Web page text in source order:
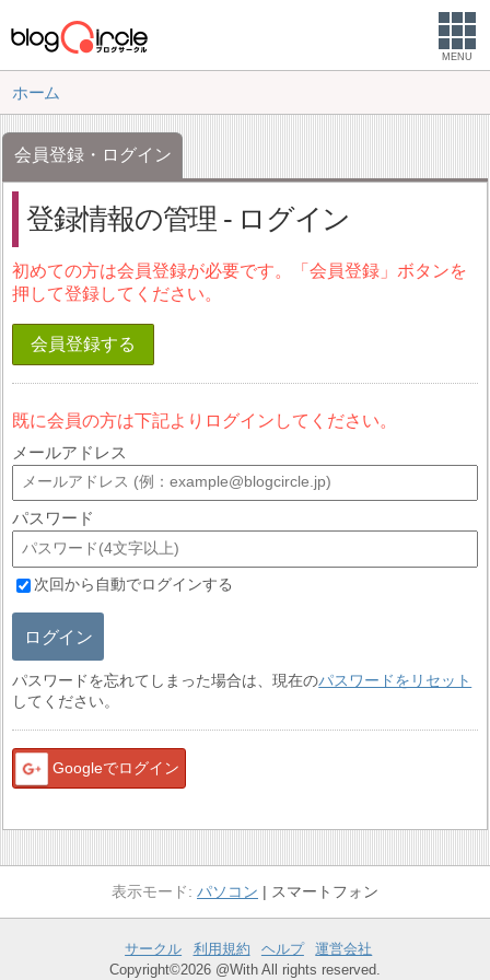
MENU
ホーム
会員登録・ログイン
登録情報の管理 - ログイン
初めての方は会員登録が必要です。「会員登録」ボタンを
押して登録してください。
会員登録する
既に会員の方は下記よりログインしてください。
メールアドレス
パスワード
次回から自動でログインする
ログイン
パスワードを忘れてしまった場合は、現在のパスワードをリセット
してください。
Googleでログイン
パソコン スマートフォン
サークル 利用規約 ヘルプ
運営会社
Copyright©2026 @With All rights reserved.